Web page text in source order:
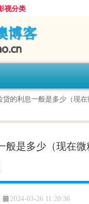
视分类
贷的利息一般是多少（现
般是多少（现在
2024-03-26 11:20:36